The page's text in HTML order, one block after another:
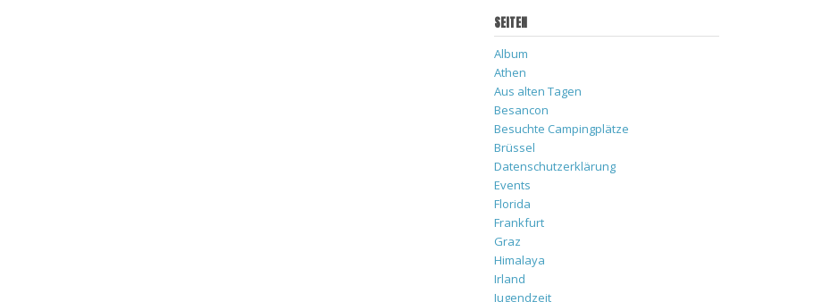
SEITEN
Album
Athen
Aus alten Tagen
Besancon
Besuchte Campingplätze
Brüssel
Datenschutzerklärung
Events
Florida
Frankfurt
Graz
Himalaya
Irland
Jugendzeit